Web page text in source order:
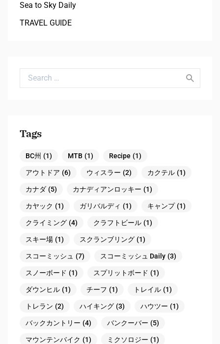
Sea to Sky Daily
TRAVEL GUIDE
Search for:
Tags
BC州 (1) MTB (1) Recipe (1)
アウトドア (6) ウィスラー (2) カクテル (1)
カナダ (5) カナディアンロッキー (1)
カヤック (1) ガリバルディ (1) キャンプ (1)
クライミング (4) クラフトビール (1)
スキー場 (1) スクランブリング (1)
スコーミッシュ (7) スコーミッシュ Daily (3)
スノーボード (1) スプリットボード (1)
ダウンヒル (1) チーフ (1) トレイル (1)
トレラン (2) ハイキング (3) ハウツー (1)
バックカントリー (4) バンクーバー (5)
マウンテンバイク (1) ミクソロジー (1)